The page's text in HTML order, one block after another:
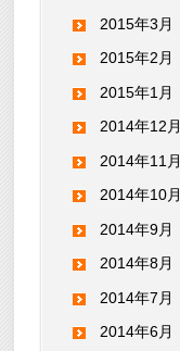
2015年3月
2015年2月
2015年1月
2014年12月
2014年11月
2014年10月
2014年9月
2014年8月
2014年7月
2014年6月